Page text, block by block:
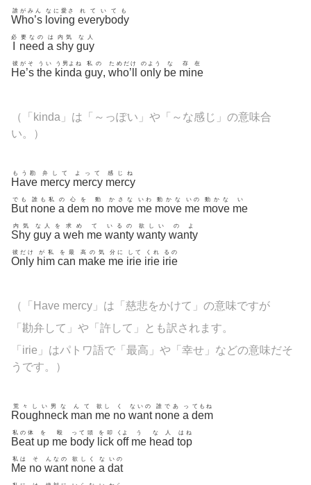
Who’s
誰がみん
loving
なに愛さ
everybody
れていても
必
need
要なの
a
は
shy
内気
guy
な人
He’s
彼がそ
the
うい
kinda
う男よね
guy
私の
, who’ll
ためだけ
only
のよう
be
な
mine
存在
（「kinda」は「～っぽい」や「～な感じ」の意味合
い。）
Have
もう勘
mercy
弁して
mercy
よって
mercy
感じね
But
でも
none
誰も私
a
の
dem
心を
no
動
move
かさな
me
いわ
move
動かな
me
いの
move
動かな
me
い
Shy
内気
guy
な人
a
を
weh
求め
me
て
wanty
いるの
wanty
欲しい
wanty
のよ
Only
彼だけ
him
が私
can
を最
make
高の気
me
分に
irie
して
irie
くれ
irie
るの
（「Have mercy」は「慈悲をかけて」の意味ですが
「勘弁して」や「許して」とも訳されます。
「irie」はパトワ語で「最高」や「幸せ」などの意味だそ
うです。）
Roughneck
荒々しい男な
man
んて
me
欲し
no
く
want
ないの
none
誰であ
a
っ
dem
てもね
Beat
私の体
up
を
me
殴
body
って頭
lick
を叩
off
くよ
me
う
head
な人
top
はね
Me
私は
no
そ
want
んなの
none
欲しく
a
な
dat
いの